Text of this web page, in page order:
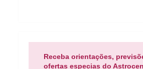
Receba orientações,
ofertas especias do